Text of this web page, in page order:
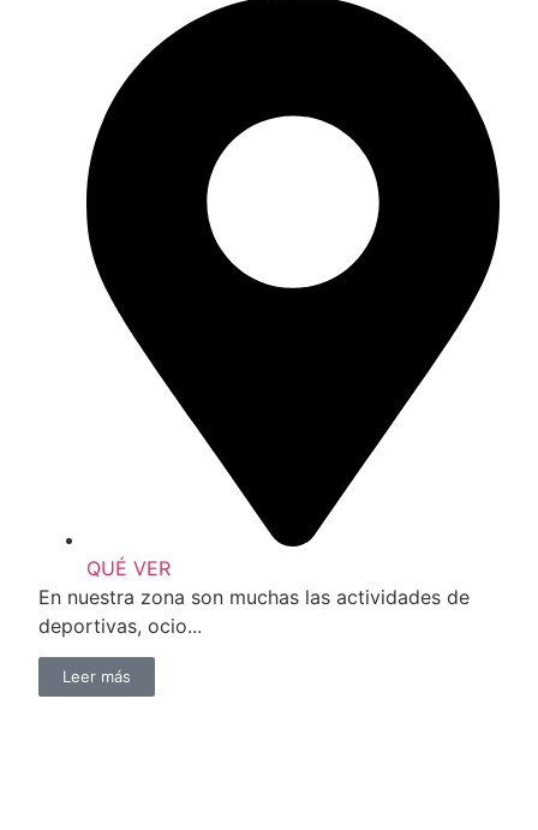
QUÉ VER
En nuestra zona son muchas las actividades de
deportivas, ocio...
Leer más